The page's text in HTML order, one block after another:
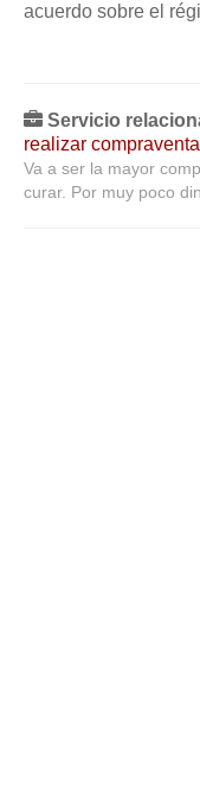
acuerdo sobre el
Servicio
realizar
Va a ser la mayor
curar. Por muy poco